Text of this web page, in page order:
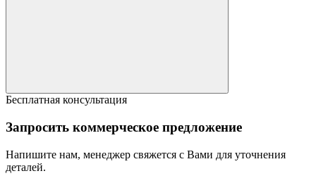
Бесплатная консультация
Запросить коммерческое предложение
Напишите нам, менеджер свяжется с Вами для уточнения
деталей.